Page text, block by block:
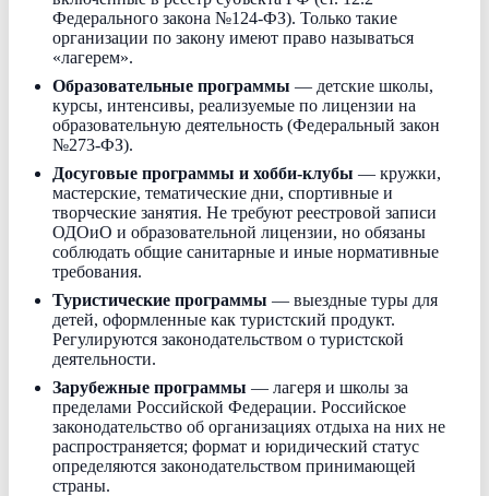
Федерального закона №124-ФЗ). Только такие
организации по закону имеют право называться
«лагерем».
Образовательные программы — детские школы,
курсы, интенсивы, реализуемые по лицензии на
образовательную деятельность (Федеральный закон
№273-ФЗ).
Досуговые программы и хобби-клубы — кружки,
мастерские, тематические дни, спортивные и
творческие занятия. Не требуют реестровой записи
ОДОиО и образовательной лицензии, но обязаны
соблюдать общие санитарные и иные нормативные
требования.
Туристические программы — выездные туры для
детей, оформленные как туристский продукт.
Регулируются законодательством о туристской
деятельности.
Зарубежные программы — лагеря и школы за
пределами Российской Федерации. Российское
законодательство об организациях отдыха на них не
распространяется; формат и юридический статус
определяются законодательством принимающей
страны.